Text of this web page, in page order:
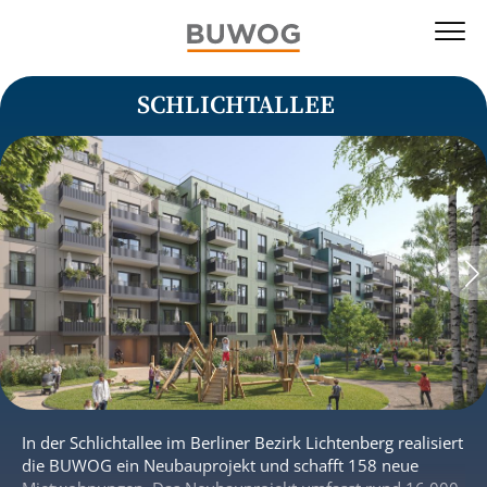
SCHLICHTALLEE
In der Schlichtallee im Berliner Bezirk Lichtenberg realisiert
die BUWOG ein Neubauprojekt und schafft 158 neue